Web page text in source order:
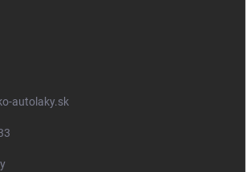
autolaky.sk